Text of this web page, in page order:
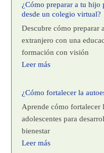
¿Cómo preparar a tu hijo
desde un colegio virtual?
Descubre cómo preparar
extranjero con una
formación con visión
Leer más
¿Cómo fortalecer la
Aprende cómo fortalecer
adolescentes para
bienestar
Leer más